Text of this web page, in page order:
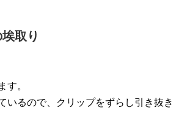
取り
す。
いるので、クリップをずらし引き抜き